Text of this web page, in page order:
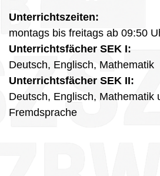
Unterrichtszeiten:
montags bis freitags ab 09:50
Unterrichtsfächer SEK I:
Deutsch, Englisch, Mathematik
Unterrichtsfächer SEK II:
Deutsch, Englisch, Mathematik
Fremdsprache